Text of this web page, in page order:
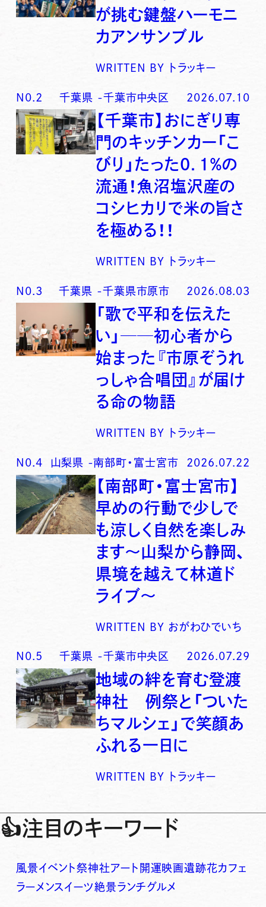
が挑む鍵盤ハーモニ
カアンサンブル
WRITTEN BY トラッキー
N0. 2 千葉県 -千葉市中央区 2026.07.10
【千葉市】おにぎり専
門のキッチンカー「こ
びり」たった0．1％の
流通！魚沼塩沢産の
コシヒカリで米の旨さ
を極める！！
WRITTEN BY トラッキー
N0. 3 千葉県 -千葉県市原市 2026.08.03
「歌で平和を伝えた
い」──初心者から
始まった『市原ぞうれ
っしゃ合唱団』が届け
る命の物語
WRITTEN BY トラッキー
N0.4 山梨県 -南部町・富士宮市 2026.07.22
【南部町・富士宮市】
早めの行動で少しで
も涼しく自然を楽しみ
ます〜山梨から静岡、
県境を越えて林道ド
ライブ〜
WRITTEN BY おがわひでいち
N0. 5 千葉県 -千葉市中央区 2026.07.29
地域の絆を育む登渡
神社 例祭と「ついた
ちマルシェ」で笑顔あ
ふれる一日に
WRITTEN BY トラッキー
👍注目のキーワード
風景イベント祭神社アート 開運映画遺跡花カフェ
ラーメンスイーツ絶景ランチグルメ